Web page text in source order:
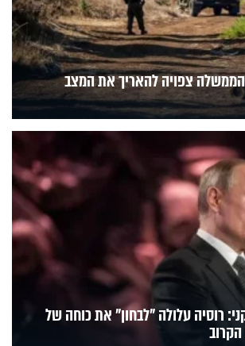
צפויה להאריך את המצב
רוסיה עלולה "לבחון" את כוחה של